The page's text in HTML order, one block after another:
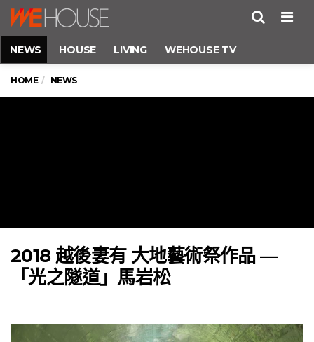
NEWS HOUSE LIVING WEHOUSE TV
HOME NEWS
2018 越後妻有 大地藝術祭作品 —
「光之隧道」馬岩松